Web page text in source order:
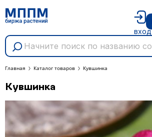
вход
Главная Каталог товаров Кувшинка
Кувшинка